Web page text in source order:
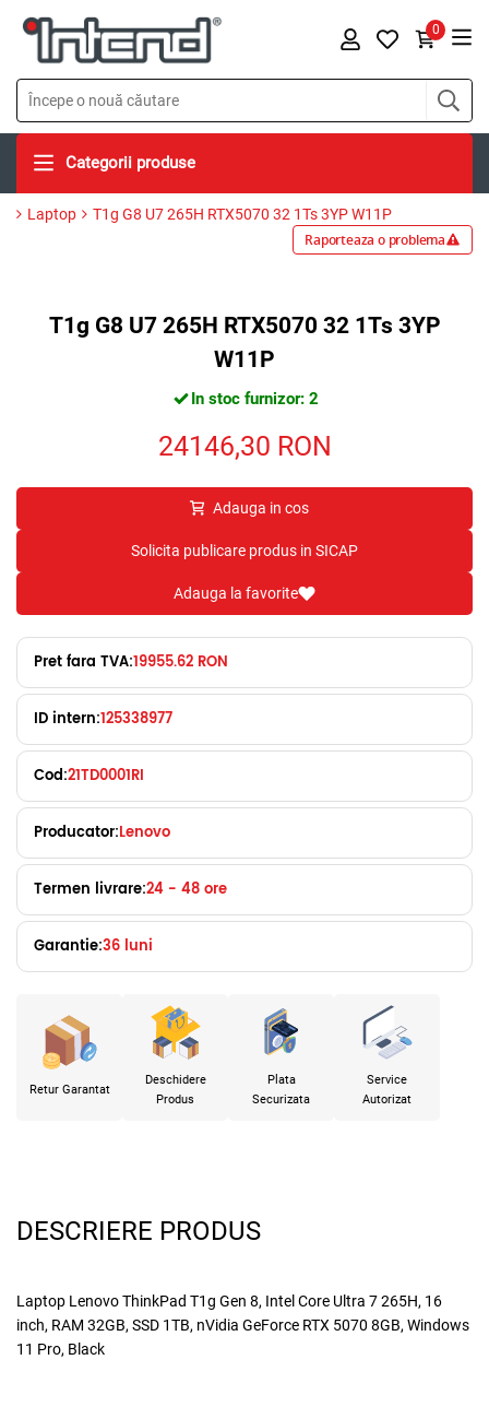
0
Categorii produse
Laptop T1g G8 U7 265H RTX5070 32 1Ts 3YP W11P
Raporteaza o problema
T1g G8 U7 265H RTX5070 32 1Ts 3YP
W11P
In stoc furnizor: 2
24146,30 RON
Adauga in cos
Solicita publicare produs in SICAP
Adauga la favorite
Pret fara TVA:19955.62 RON
ID intern:125338977
Cod:21TD0001RI
Producator:Lenovo
Termen livrare:24 - 48 ore
Garantie:36 luni
Retur Garantat
Deschidere
Produs
Plata
Securizata
Service
Autorizat
DESCRIERE PRODUS
Laptop Lenovo ThinkPad T1g Gen 8, Intel Core Ultra 7 265H, 16
inch, RAM 32GB, SSD 1TB, nVidia GeForce RTX 5070 8GB, Windows
11 Pro, Black